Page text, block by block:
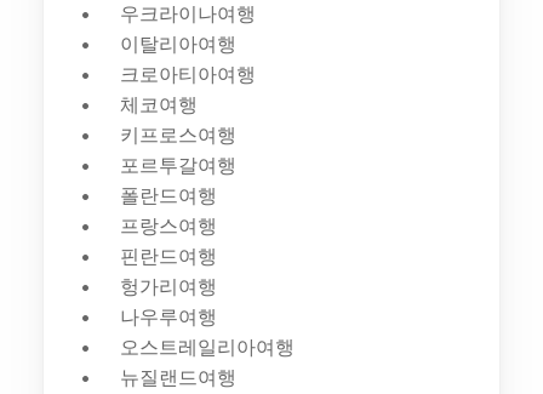
우크라이나여행
이탈리아여행
크로아티아여행
체코여행
키프로스여행
포르투갈여행
폴란드여행
프랑스여행
핀란드여행
헝가리여행
나우루여행
오스트레일리아여행
뉴질랜드여행